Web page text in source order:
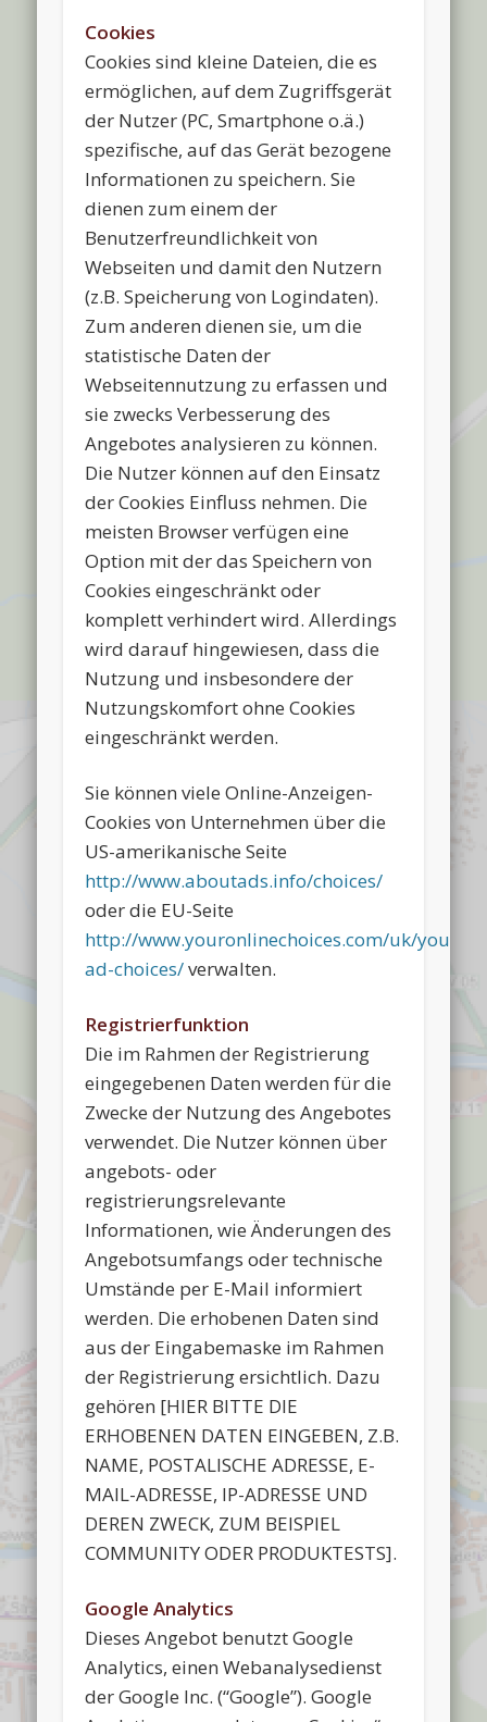
Cookies
Cookies sind kleine Dateien, die es
ermöglichen, auf dem Zugriffsgerät
der Nutzer (PC, Smartphone o.ä.)
spezifische, auf das Gerät bezogene
Informationen zu speichern. Sie
dienen zum einem der
Benutzerfreundlichkeit von
Webseiten und damit den Nutzern
(z.B. Speicherung von Logindaten).
Zum anderen dienen sie, um die
statistische Daten der
Webseitennutzung zu erfassen und
sie zwecks Verbesserung des
Angebotes analysieren zu können.
Die Nutzer können auf den Einsatz
der Cookies Einfluss nehmen. Die
meisten Browser verfügen eine
Option mit der das Speichern von
Cookies eingeschränkt oder
komplett verhindert wird. Allerdings
wird darauf hingewiesen, dass die
Nutzung und insbesondere der
Nutzungskomfort ohne Cookies
eingeschränkt werden.
Sie können viele Online-Anzeigen-
Cookies von Unternehmen über die
US-amerikanische Seite
http://www.aboutads.info/choices/
oder die EU-Seite
http://www.youronlinechoices.com/uk/your-
ad-choices/verwalten.
Registrierfunktion
Die im Rahmen der Registrierung
eingegebenen Daten werden für die
Zwecke der Nutzung des Angebotes
verwendet. Die Nutzer können über
angebots- oder
registrierungsrelevante
Informationen, wie Änderungen des
Angebotsumfangs oder technische
Umstände per E-Mail informiert
werden. Die erhobenen Daten sind
aus der Eingabemaske im Rahmen
der Registrierung ersichtlich. Dazu
gehören [HIER BITTE DIE
ERHOBENEN DATEN EINGEBEN, Z.B.
NAME, POSTALISCHE ADRESSE, E-
MAIL-ADRESSE, IP-ADRESSE UND
DEREN ZWECK, ZUM BEISPIEL
COMMUNITY ODER PRODUKTESTS].
Google Analytics
Dieses Angebot benutzt Google
Analytics, einen Webanalysedienst
der Google Inc. (“Google”). Google